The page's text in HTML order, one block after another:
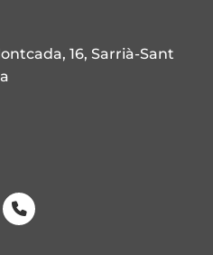
16, Sarrià-Sant